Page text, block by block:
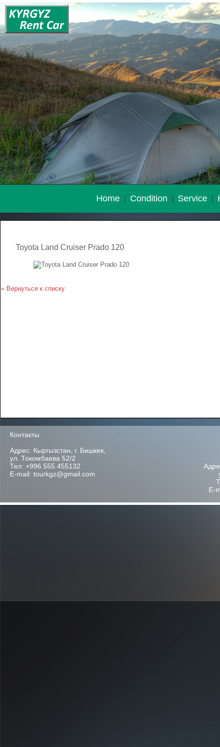
Home Condition Service
Toyota Land Cruiser Prado 120
« Вернуться к списку
Контакты
Адрес: Кыргызстан, г. Бишкек,
ул. Токомбаева 52/2
Тел: +996 555 455132
E-mail: tourkgz@gmail.com
E-